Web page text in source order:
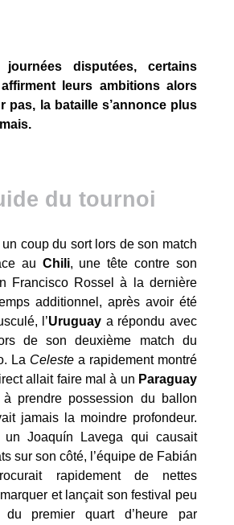
disputées, certains
leurs ambitions alors
pas, la bataille s’annonce plus
du tournoi
coup du sort lors de son match
au Chili, une tête contre son
Francisco Rossel à la dernière
additionnel, après avoir été
l’Uruguay a répondu avec
de son deuxième match du
La Celeste a rapidement montré
allait faire mal à un Paraguay
prendre possession du ballon
jamais la moindre profondeur.
un Joaquín Lavega qui causait
sur son côté, l’équipe de Fabián
rapidement de nettes
et lançait son festival peu
premier quart d’heure par